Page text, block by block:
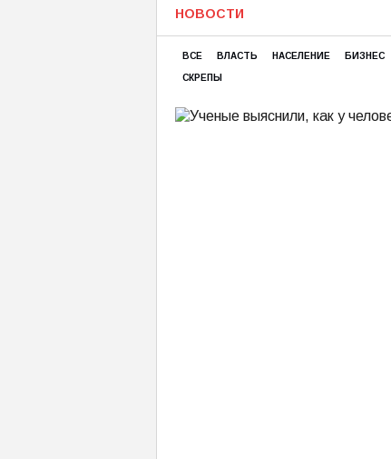
НОВОСТИ
ВСЕ ВЛАСТЬ НАСЕЛЕНИЕ БИЗНЕС
СКРЕПЫ